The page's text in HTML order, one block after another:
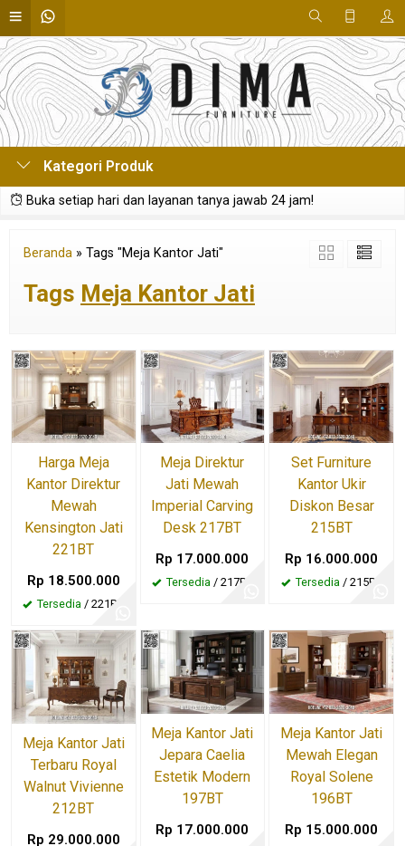
Kategori Produk
Buka setiap hari dan layanan tanya jawab 24 jam!
Beranda » Tags "Meja Kantor Jati"
Tags Meja Kantor Jati
Harga Meja
Kantor Direktur
Mewah
Kensington Jati
221BT
Rp 18.500.000
Tersedia / 221BT
Meja Direktur
Jati Mewah
Imperial Carving
Desk 217BT
Rp 17.000.000
Tersedia/ 217BT
Set Furniture
Kantor Ukir
Diskon Besar
215BT
Rp 16.000.000
Tersedia/ 215BT
Meja Kantor Jati
Terbaru Royal
Walnut Vivienne
212BT
Rp 29.000.000
Meja Kantor Jati
Jepara Caelia
Estetik Modern
197BT
Rp 17.000.000
Meja Kantor Jati
Mewah Elegan
Royal Solene
196BT
Rp 15.000.000